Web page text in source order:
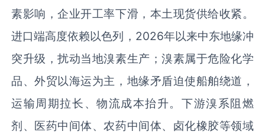
素影响，企业开工率下滑，本土现货供给收紧。
进口端高度依赖以色列，2026年以来中东地缘冲
突升级，扰动当地溴素生产；溴素属于危险化学
品、外贸以海运为主，地缘矛盾迫使船舶绕道，
运输周期拉长、物流成本抬升。下游溴系阻燃
剂、医药中间体、农药中间体、卤化橡胶等领域